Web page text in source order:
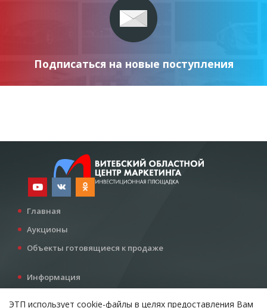
Подписаться на новые поступления
Главная
Аукционы
Объекты готовящиеся к продаже
Информация
ЭТП использует cookie-файлы в целях предоставления Вам